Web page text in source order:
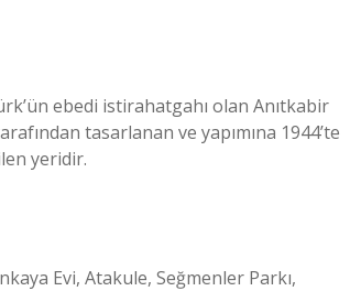
ebedi istirahatgahı olan Anıtkabir
tasarlanan ve yapımına 1944’te
yeridir.
Evi, Atakule, Seğmenler Parkı,